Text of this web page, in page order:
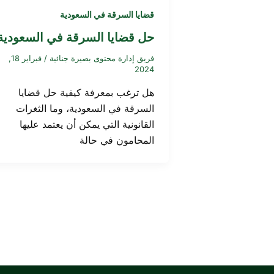
قضايا السرقة في السعودية
حل قضايا السرقة في
فريق إدارة محتوى بصيرة جنائية /
فبراير 18,
2024
هل ترغب بمعرفة كيفية حل قضايا
السرقة في السعودية، وما الثغرات
القانونية التي يمكن أن يعتمد عليها
المحامون في حالة